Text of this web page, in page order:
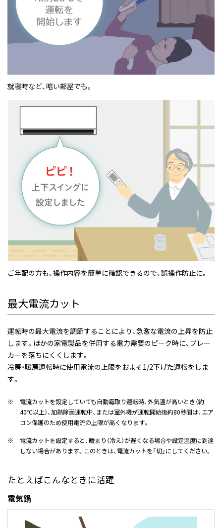
就寝時など、暗い部屋でも。
ご年配の方も、操作内容を簡単に確認できるので、誤操作防止に。
最大電流カット
運転時の最大電流を調節することにより、急激な電流の上昇を防止
します。ほかの家電製品を併用する電力需要のピーク時に、ブレー
カーを落ちにくくします。
冷房・暖房運転時に使用電流の上限をおよそ1/2下げた運転をしま
す。
※
電流カットを設定していても自動霜取り運転時、外気温が高いとき（約
40℃以上）、加熱除菌運転中、または室外機が運転開始後約80秒間は、エア
コン保護のため使用電流の上限が高くなります。
※
電流カットを設定すると、暖まり（冷え）が遅くなる場合や設定温度に到達
しない場合があります。このときは、電流カットを「切」にしてください。
たとえばこんなときに活躍
電気鍋